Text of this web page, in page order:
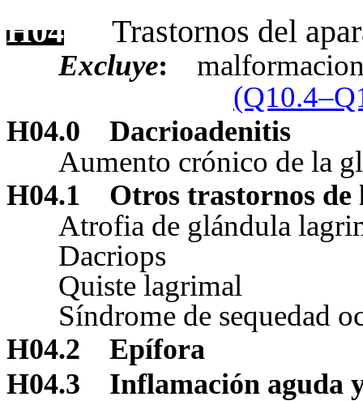
H04 Trastornos del
Excluye:
H04.0 Dacrioadenitis
Aumento crónico de la
H04.1 Otros trastornos
Atrofia de glándula
Dacriops
Quiste lagrimal
Síndrome de sequedad
H04.2
Epífora
H04.3
Inflamación aguda